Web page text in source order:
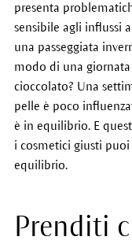
presenta
sensibile agli influssi
una passeggiata
modo di una
cioccolato? Una
pelle è poco
è in equilibrio. E
i cosmetici giusti
equilibrio.
Prenditi